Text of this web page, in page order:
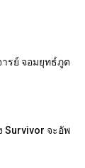
รย์ จอมยุทธ์ภูต
Survivor จะอัพ